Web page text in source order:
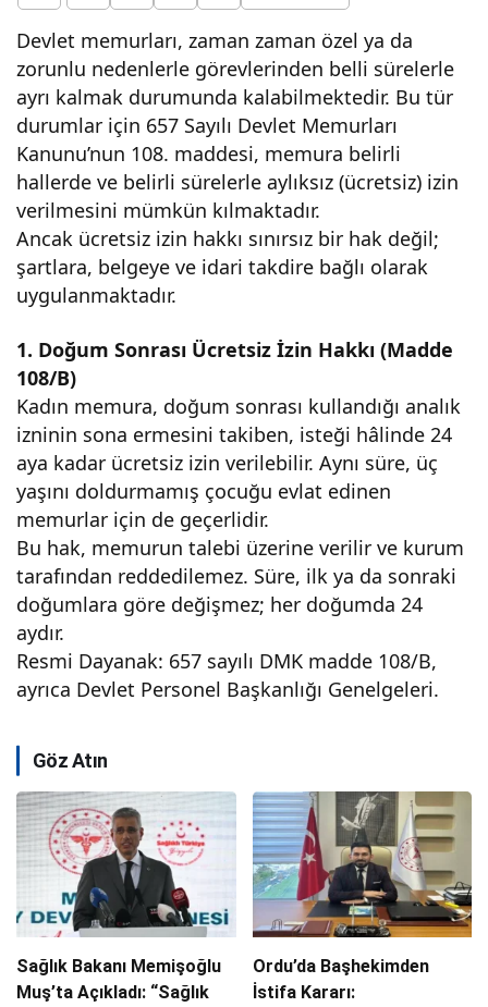
Devlet memurları, zaman zaman özel ya da
zorunlu nedenlerle görevlerinden belli sürelerle
ayrı kalmak durumunda kalabilmektedir. Bu tür
durumlar için 657 Sayılı Devlet Memurları
Kanunu’nun 108. maddesi, memura belirli
hallerde ve belirli sürelerle aylıksız (ücretsiz) izin
verilmesini mümkün kılmaktadır.
Ancak ücretsiz izin hakkı sınırsız bir hak değil;
şartlara, belgeye ve idari takdire bağlı olarak
uygulanmaktadır.
1. Doğum Sonrası Ücretsiz İzin Hakkı (Madde
108/B)
Kadın memura, doğum sonrası kullandığı analık
izninin sona ermesini takiben, isteği hâlinde 24
aya kadar ücretsiz izin verilebilir. Aynı süre, üç
yaşını doldurmamış çocuğu evlat edinen
memurlar için de geçerlidir.
Bu hak, memurun talebi üzerine verilir ve kurum
tarafından reddedilemez. Süre, ilk ya da sonraki
doğumlara göre değişmez; her doğumda 24
aydır.
Resmi Dayanak: 657 sayılı DMK madde 108/B,
ayrıca Devlet Personel Başkanlığı Genelgeleri.
Göz Atın
Sağlık Bakanı Memişoğlu
Muş’ta Açıkladı: “Sağlık
Ordu’da Başhekimden
İstifa Kararı: